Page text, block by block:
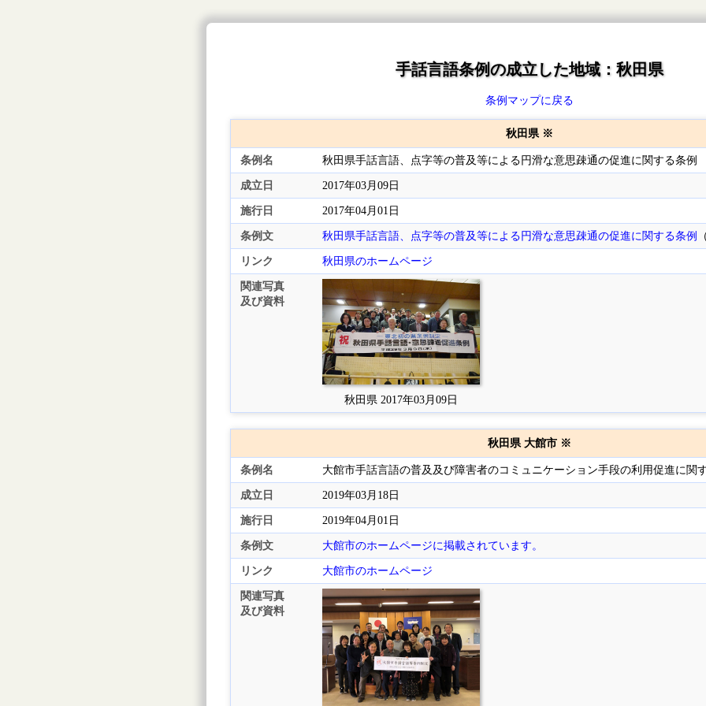
手話言語条例の成立した地域：秋田県
条例マップに戻る
秋田県 ※
条例名 秋田県手話言語、点字等の普及等による円滑な意思疎通の促進に関する条例
成立日 2017年03月09日
施行日 2017年04月01日
条例文 秋田県手話言語、点字等の普及等による円滑な意思疎通の促進に関する条例
リンク 秋田県のホームページ
関連写真
及び資料
秋田県 2017年03月09日
秋田県 大館市 ※
条例名 大館市手話言語の普及及び障害者のコミュニケーション手段の利用促進に関
成立日 2019年03月18日
施行日 2019年04月01日
条例文 大館市のホームページに掲載されています。
リンク 大館市のホームページ
関連写真
及び資料